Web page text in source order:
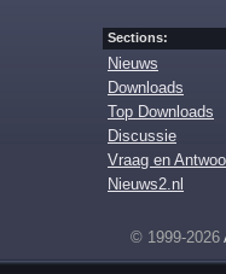
Sections:
Nieuws
Downloads
Top Downloads
Discussie
Vraag en
Nieuws2.nl
© 1999-2026